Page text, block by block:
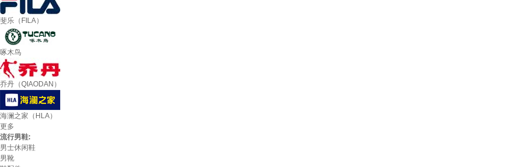
斐乐（FILA）
啄木鸟
乔丹（QIAODAN）
海澜之家（HLA）
更多
流行男鞋:
男士休闲鞋
男靴